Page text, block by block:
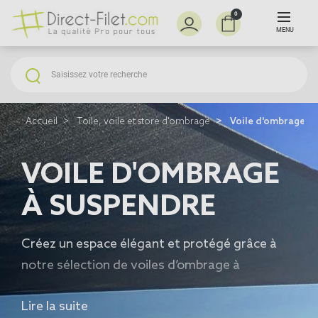
0
MENU
Accueil Toile, voile et store d'ombrage Voile d'ombrage à
VOILE D'OMBRAGE
À SUSPENDRE
Créez un espace élégant et protégé grâce à
notre sélection de voiles d’ombrage à
suspendre
, idéaux pour filtrer les rayons du
soleil tout en apportant une touche déco à
Lire la suite